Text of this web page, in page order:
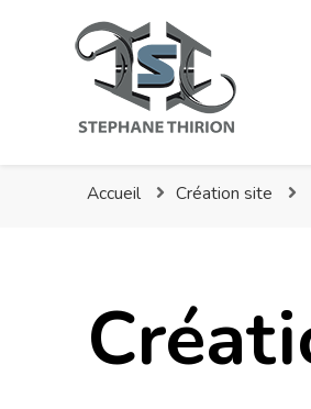
Stéphane
Accueil Création site